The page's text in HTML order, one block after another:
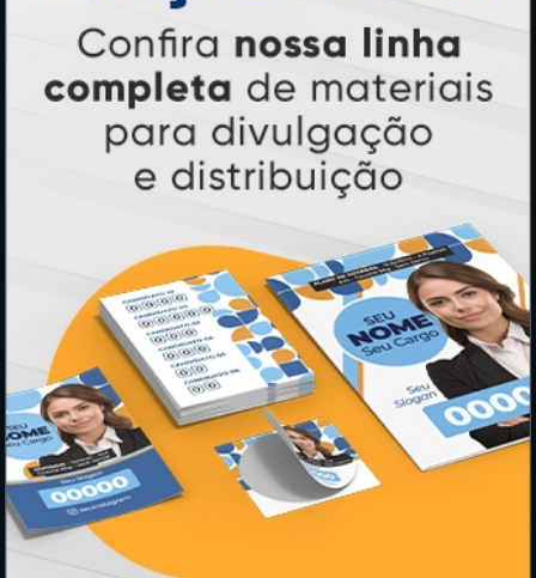
Calendários 2027
PAGUE COM
* Pagamento com cartão de crédito terá valor adicional.
** Pagamentos a prazo poderão ter acréscimo.
*** Nota fiscal sujeita a emissão de acordo com prestador de
serviço, conforme legislação pertinente.
PARTICIPE